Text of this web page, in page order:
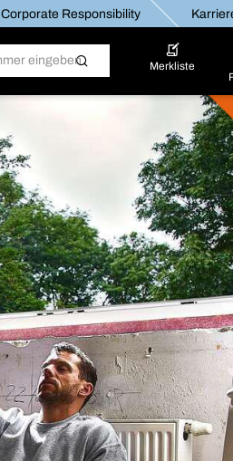
Corporate Responsibility
Merkliste